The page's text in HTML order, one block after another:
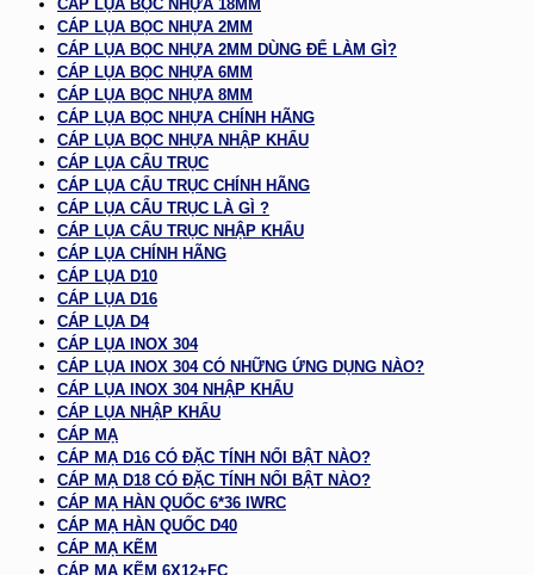
CÁP LỤA BỌC NHỰA 18MM
CÁP LỤA BỌC NHỰA 2MM
CÁP LỤA BỌC NHỰA 2MM DÙNG ĐỂ LÀM GÌ?
CÁP LỤA BỌC NHỰA 6MM
CÁP LỤA BỌC NHỰA 8MM
CÁP LỤA BỌC NHỰA CHÍNH HÃNG
CÁP LỤA BỌC NHỰA NHẬP KHẨU
CÁP LỤA CẨU TRỤC
CÁP LỤA CẨU TRỤC CHÍNH HÃNG
CÁP LỤA CẨU TRỤC LÀ GÌ ?
CÁP LỤA CẨU TRỤC NHẬP KHẨU
CÁP LỤA CHÍNH HÃNG
CÁP LỤA D10
CÁP LỤA D16
CÁP LỤA D4
CÁP LỤA INOX 304
CÁP LỤA INOX 304 CÓ NHỮNG ỨNG DỤNG NÀO?
CÁP LỤA INOX 304 NHẬP KHẨU
CÁP LỤA NHẬP KHẨU
CÁP MẠ
CÁP MẠ D16 CÓ ĐẶC TÍNH NỔI BẬT NÀO?
CÁP MẠ D18 CÓ ĐẶC TÍNH NỔI BẬT NÀO?
CÁP MẠ HÀN QUỐC 6*36 IWRC
CÁP MẠ HÀN QUỐC D40
CÁP MẠ KẼM
CÁP MẠ KẼM 6X12+FC